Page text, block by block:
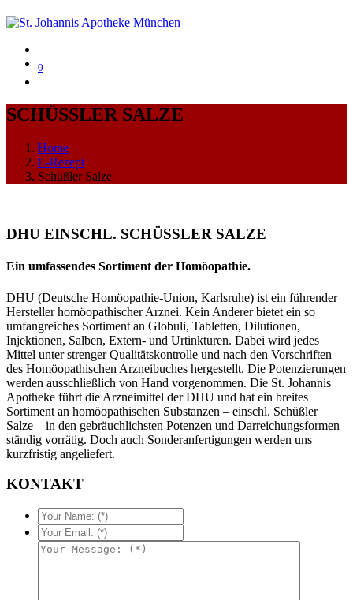
0
SCHÜSSLER SALZE
Home
E-Rezept
Schüßler Salze
DHU EINSCHL. SCHÜSSLER SALZE
Ein umfassendes Sortiment der Homöopathie.
DHU (Deutsche Homöopathie-Union, Karlsruhe) ist ein führender
Hersteller homöopathischer Arznei. Kein Anderer bietet ein so
umfangreiches Sortiment an Globuli, Tabletten, Dilutionen,
Injektionen, Salben, Extern- und Urtinkturen. Dabei wird jedes
Mittel unter strenger Qualitätskontrolle und nach den Vorschriften
des Homöopathischen Arzneibuches hergestellt. Die Potenzierungen
werden ausschließlich von Hand vorgenommen. Die St. Johannis
Apotheke führt die Arzneimittel der DHU und hat ein breites
Sortiment an homöopathischen Substanzen – einschl. Schüßler
Salze – in den gebräuchlichsten Potenzen und Darreichungsformen
ständig vorrätig. Doch auch Sonderanfertigungen werden uns
kurzfristig angeliefert.
KONTAKT